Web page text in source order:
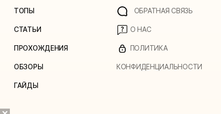
ТОПЫ
СТАТЬИ
ПРОХОЖДЕНИЯ
ОБЗОРЫ
ГАЙДЫ
ОБРАТНАЯ СВЯЗЬ
О НАС
ПОЛИТИКА
КОНФИДЕНЦИАЛЬНОСТИ